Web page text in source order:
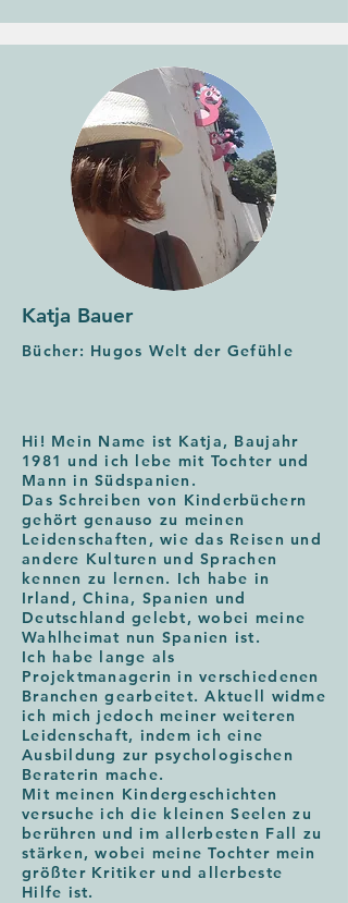
Katja Bauer
Bücher: Hugos Welt der Gefühle
Hi! Mein Name ist Katja, Baujahr
1981 und ich lebe mit Tochter und
Mann in Südspanien.
Das Schreiben von Kinderbüchern
gehört genauso zu meinen
Leidenschaften, wie das Reisen und
andere Kulturen und Sprachen
kennen zu lernen. Ich habe in
Irland, China, Spanien und
Deutschland gelebt, wobei meine
Wahlheimat nun Spanien ist.
Ich habe lange als
Projektmanagerin in verschiedenen
Branchen gearbeitet. Aktuell widme
ich mich jedoch meiner weiteren
Leidenschaft, indem ich eine
Ausbildung zur psychologischen
Beraterin mache.
Mit meinen Kindergeschichten
versuche ich die kleinen Seelen zu
berühren und im allerbesten Fall zu
stärken, wobei meine Tochter mein
größter Kritiker und allerbeste
Hilfe ist.